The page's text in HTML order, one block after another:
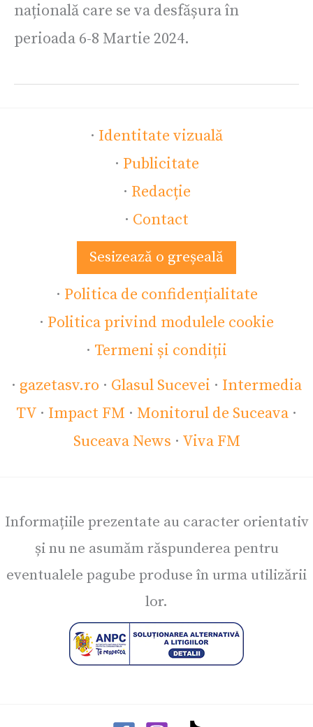
națională care se va desfășura în
perioada 6-8 Martie 2024.
· Identitate vizuală
· Publicitate
· Redacție
· Contact
Sesizează o greșeală
· Politica de confidențialitate
· Politica privind modulele cookie
· Termeni și condiții
· gazetasv.ro · Glasul Sucevei · Intermedia
TV · Impact FM · Monitorul de Suceava ·
Suceava News · Viva FM
Informațiile prezentate au caracter orientativ
și nu ne asumăm răspunderea pentru
eventualele pagube produse în urma utilizării
lor.